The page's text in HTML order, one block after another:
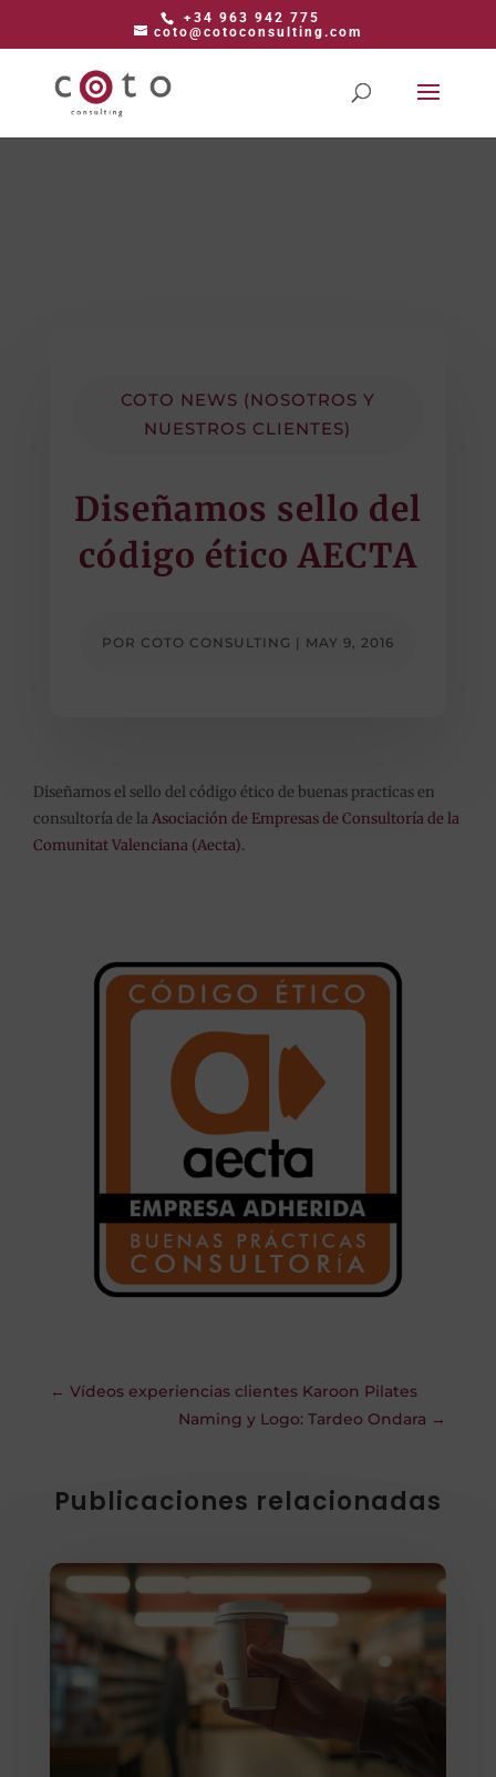
+34 963 942 775
coto@cotoconsulting.com
COTO NEWS (NOSOTROS Y
NUESTROS CLIENTES)
Diseñamos sello del
código ético AECTA
POR COTO CONSULTING | MAY 9, 2016
Diseñamos el sello del código ético de buenas practicas en
consultoría de la Asociación de Empresas de Consultoría de la
Comunitat Valenciana (Aecta).
← Vídeos experiencias clientes Karoon Pilates
Naming y Logo: Tardeo Ondara →
Publicaciones relacionadas